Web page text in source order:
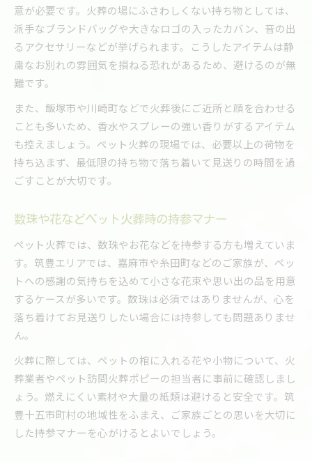
意が必要です。火葬の場にふさわしくない持ち物としては、
派手なブランドバッグや大きなロゴの入ったカバン、音の出
るアクセサリーなどが挙げられます。こうしたアイテムは静
粛なお別れの雰囲気を損ねる恐れがあるため、避けるのが無
難です。
また、飯塚市や川崎町などで火葬後にご近所と顔を合わせる
ことも多いため、香水やスプレーの強い香りがするアイテム
も控えましょう。ペット火葬の現場では、必要以上の荷物を
持ち込まず、最低限の持ち物で落ち着いて見送りの時間を過
ごすことが大切です。
数珠や花などペット火葬時の持参マナー
ペット火葬では、数珠やお花などを持参する方も増えていま
す。筑豊エリアでは、嘉麻市や糸田町などのご家族が、ペッ
トへの感謝の気持ちを込めて小さな花束や思い出の品を用意
するケースが多いです。数珠は必須ではありませんが、心を
落ち着けてお見送りしたい場合には持参しても問題ありませ
ん。
火葬に際しては、ペットの棺に入れる花や小物について、火
葬業者やペット訪問火葬ポピーの担当者に事前に確認しまし
ょう。燃えにくい素材や大量の紙類は避けると安全です。筑
豊十五市町村の地域性をふまえ、ご家族ごとの思いを大切に
した持参マナーを心がけるとよいでしょう。